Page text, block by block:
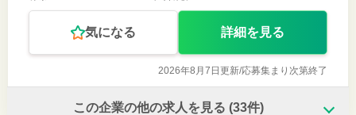
気になる 詳細を見る
2026年8月7日更新/応募集まり次第終了
この企業の他の求人を見る (33件)